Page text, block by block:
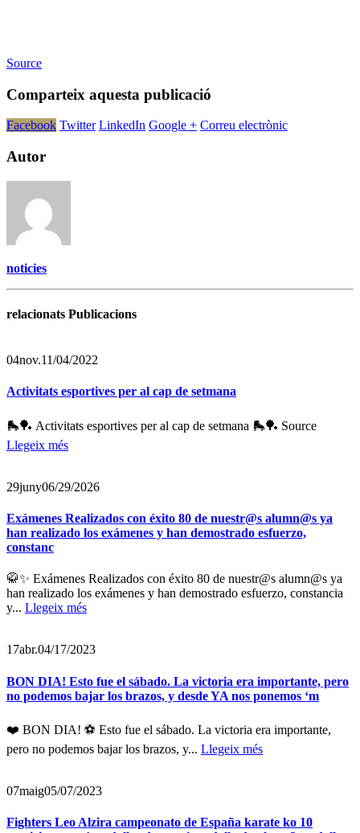
Source
Comparteix aquesta publicació
Facebook Twitter LinkedIn Google + Correu electrònic
Autor
noticies
relacionats Publicacions
04nov.11/04/2022
Activitats esportives per al cap de setmana
🛼🏓 Activitats esportives per al cap de setmana 🛼🏓 Source
Llegeix més
29juny06/29/2026
Exámenes Realizados con éxito 80 de nuestr@s alumn@s ya
han realizado los exámenes y han demostrado esfuerzo,
constanc
🥋✨ Exámenes Realizados con éxito 80 de nuestr@s alumn@s ya
han realizado los exámenes y han demostrado esfuerzo, constancia
y... Llegeix més
17abr.04/17/2023
BON DIA! Esto fue el sábado. La victoria era importante, pero
no podemos bajar los brazos, y desde YA nos ponemos ‘m
❤️ BON DIA! ⚽️ Esto fue el sábado. La victoria era importante,
pero no podemos bajar los brazos, y... Llegeix més
07maig05/07/2023
Fighters Leo Alzira campeonato de España karate ko 10